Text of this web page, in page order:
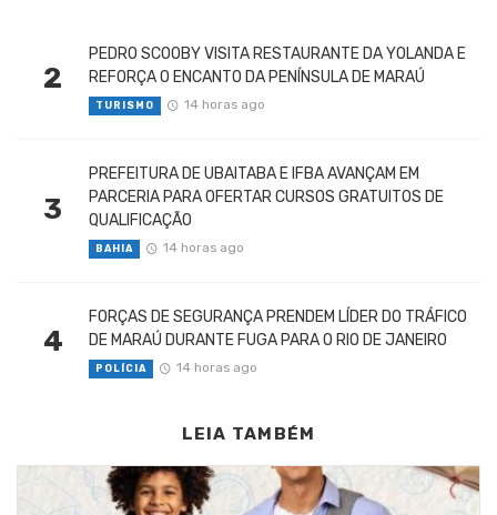
2
PEDRO SCOOBY VISITA RESTAURANTE DA YOLANDA E
REFORÇA O ENCANTO DA PENÍNSULA DE MARAÚ
TURISMO 14 horas ago
3
PREFEITURA DE UBAITABA E IFBA AVANÇAM EM
PARCERIA PARA OFERTAR CURSOS GRATUITOS DE
QUALIFICAÇÃO
BAHIA 14 horas ago
4
FORÇAS DE SEGURANÇA PRENDEM LÍDER DO TRÁFICO
DE MARAÚ DURANTE FUGA PARA O RIO DE JANEIRO
POLÍCIA 14 horas ago
LEIA TAMBÉM